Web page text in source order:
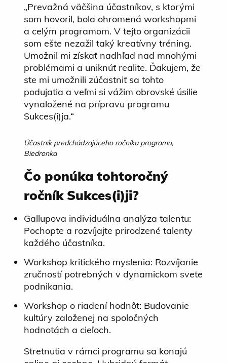
„Prevažná väčšina účastníkov, s ktorými
som hovoril, bola ohromená workshopmi
a celým programom. V tejto organizácii
som ešte nezažil taký kreatívny tréning.
Umožnil mi získať nadhľad nad mnohými
problémami a uniknúť realite. Ďakujem, že
ste mi umožnili zúčastniť sa tohto
podujatia a veľmi si vážim obrovské úsilie
vynaložené na prípravu programu
Sukces(i)ja.“
Účastník predchádzajúceho ročníka programu,
Biedronka
Čo ponúka tohtoročný
ročník Sukces(i)ji?
Gallupova individuálna analýza talentu:
Pochopte a rozvíjajte prirodzené talenty
každého účastníka.
Workshop kritického myslenia: Rozvíjanie
zručností potrebných v dynamickom svete
podnikania.
Workshop o riadení hodnôt: Budovanie
kultúry založenej na spoločných
hodnotách a cieľoch.
Stretnutia v rámci programu sa konajú